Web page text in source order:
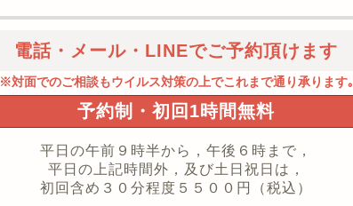
電話・メール・LINEでご予約頂けます
※対面でのご相談もウイルス対策の上でこれまで通り承ります｡
予約制・初回1時間無料
平日の午前９時半から，午後６時まで，
平日の上記時間外，及び土日祝日は，
初回含め３０分程度５５００円（税込）